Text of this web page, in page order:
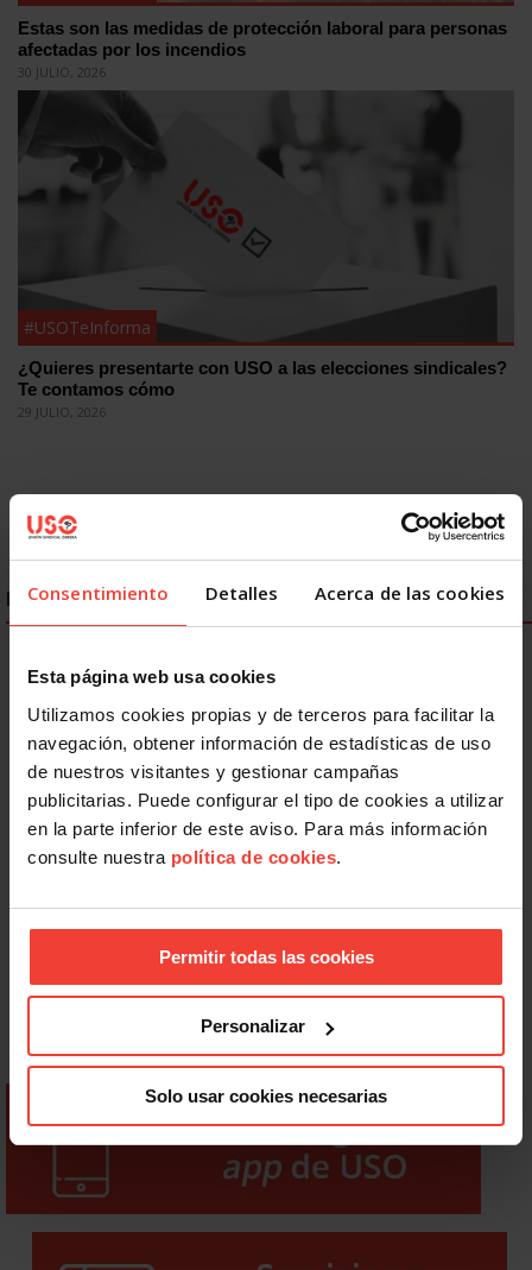
Consentimiento Detalles Acerca de las cookies
Esta página web usa cookies
Utilizamos cookies propias y de terceros para facilitar la
navegación, obtener información de estadísticas de uso
de nuestros visitantes y gestionar campañas
publicitarias. Puede configurar el tipo de cookies a utilizar
en la parte inferior de este aviso. Para más información
consulte nuestra política de cookies.
Permitir todas las cookies
Personalizar
Solo usar cookies necesarias
Estas son las medidas de protección laboral para personas
afectadas por los incendios
30 JULIO, 2026
#USOTeInforma
¿Quieres presentarte con USO a las elecciones sindicales?
Te contamos cómo
29 JULIO, 2026
ENLACES DESTACADOS